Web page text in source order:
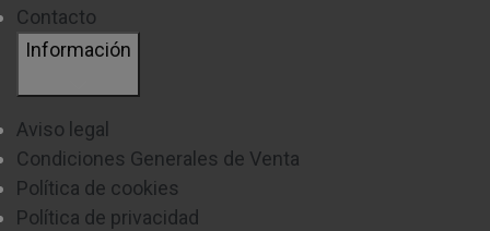
Contacto
Información
Aviso legal
Condiciones Generales de Venta
Política de cookies
Política de privacidad